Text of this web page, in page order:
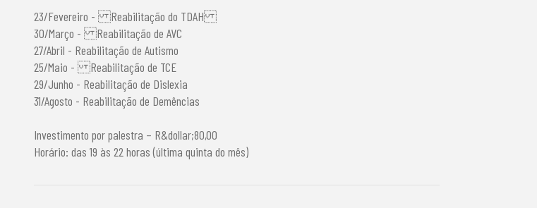
23/Fevereiro - Reabilitação do TDAH
30/Março - Reabilitação de AVC
27/Abril - Reabilitação de Autismo
25/Maio - Reabilitação de TCE
29/Junho - Reabilitação de Dislexia
31/Agosto - Reabilitação de Demências
Investimento por palestra – R&dollar;80,00
Horário: das 19 às 22 horas (última quinta do mês)